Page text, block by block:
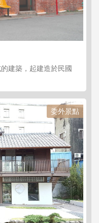
建築，起建造於民國
委外景點